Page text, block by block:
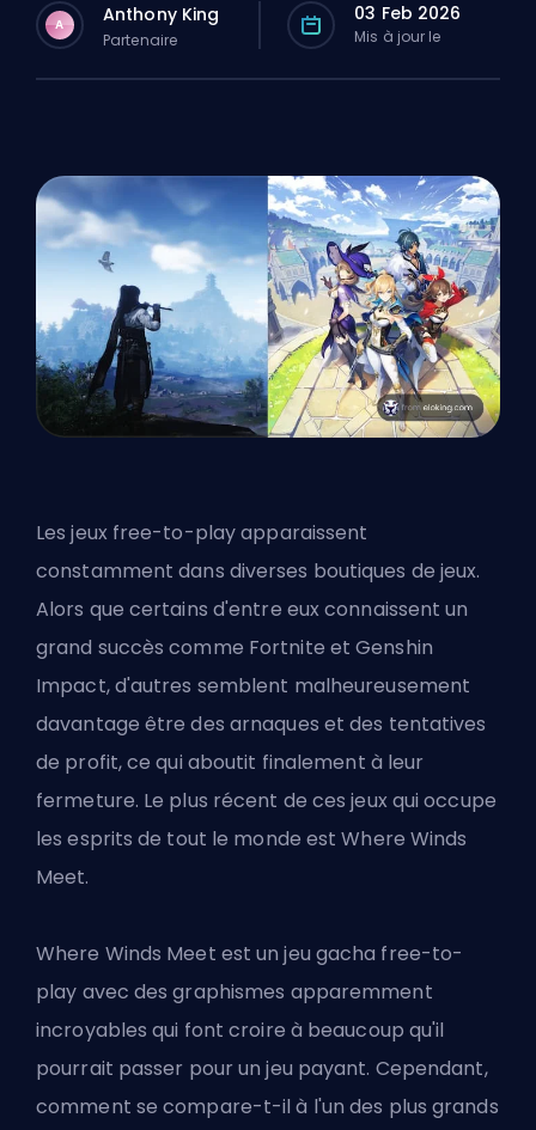
A Anthony King
Partenaire
03 Feb 2026
Mis à jour le
Les jeux free-to-play apparaissent
constamment dans diverses boutiques de jeux.
Alors que certains d'entre eux connaissent un
grand succès comme Fortnite et Genshin
Impact, d'autres semblent malheureusement
davantage être des arnaques et des tentatives
de profit, ce qui aboutit finalement à leur
fermeture. Le plus récent de ces jeux qui occupe
les esprits de tout le monde est Where Winds
Meet.
Where Winds Meet est un jeu gacha free-to-
play avec des graphismes apparemment
incroyables qui font croire à beaucoup qu'il
pourrait passer pour un jeu payant. Cependant,
comment se compare-t-il à l'un des plus grands